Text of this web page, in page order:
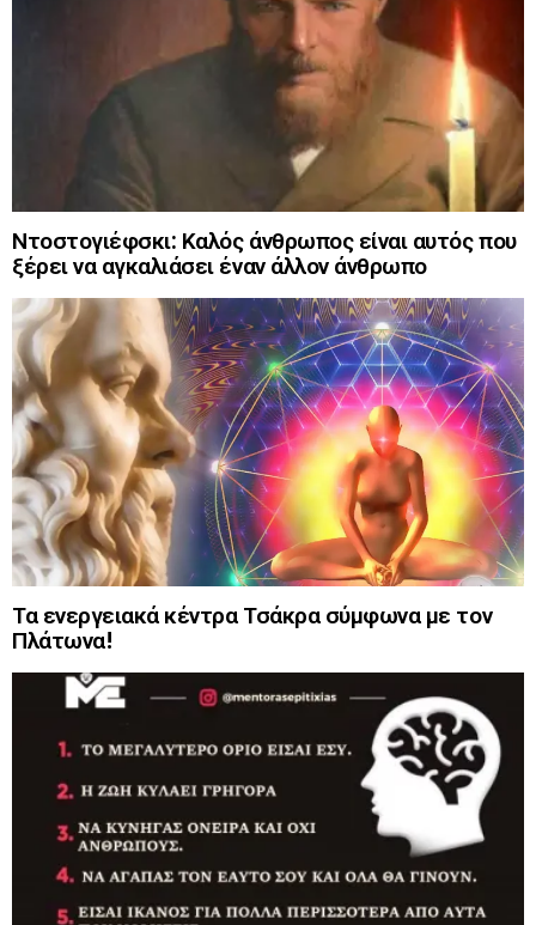
Ντοστογιέφσκι: Καλός άνθρωπος είναι αυτός που
ξέρει να αγκαλιάσει έναν άλλον άνθρωπο
Τα ενεργειακά κέντρα Τσάκρα σύμφωνα με τον
Πλάτωνα!